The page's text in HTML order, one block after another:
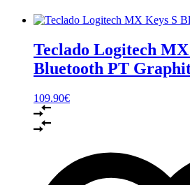
Teclado Logitech
Bluetooth PT
109.90€